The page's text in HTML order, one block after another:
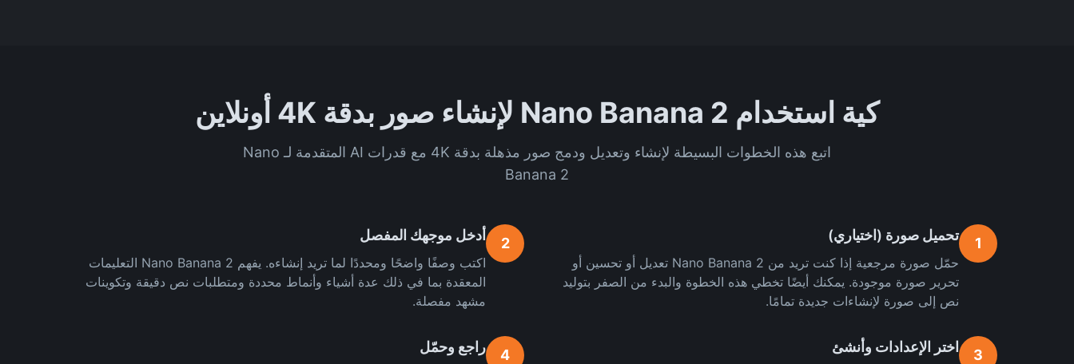
كية استخدام Nano Banana 2 لإنشاء صور بدقة 4K أونلاين
اتبع هذه الخطوات البسيطة لإنشاء وتعديل ودمج صور مذهلة بدقة 4K مع قدرات AI المتقدمة لـ Nano
Banana 2
1 تحميل صورة (اختياري)
حمّل صورة مرجعية إذا كنت تريد من Nano Banana 2 تعديل أو تحسين أو
تحرير صورة موجودة. يمكنك أيضًا تخطي هذه الخطوة والبدء من الصفر بتوليد
نص إلى صورة لإنشاءات جديدة تمامًا.
2 أدخل موجهك المفصل
اكتب وصفًا واضحًا ومحددًا لما تريد إنشاءه. يفهم Nano Banana 2 التعليمات
المعقدة بما في ذلك عدة أشياء وأنماط محددة ومتطلبات نص دقيقة وتكوينات
مشهد مفصلة.
3 اختر الإعدادات وأنشئ 4 راجع وحمّل